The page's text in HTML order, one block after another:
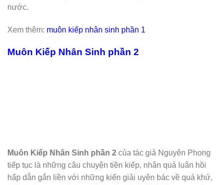
nước.
Xem thêm: muôn kiếp nhân sinh phần 1
Muôn Kiếp Nhân Sinh phần 2
Muôn Kiếp Nhân Sinh phần 2 của tác giả Nguyên Phong
tiếp tục là những câu chuyện tiền kiếp, nhân quả luân hồi
hấp dẫn gắn liền với những kiến giải uyên bác về quá khứ,